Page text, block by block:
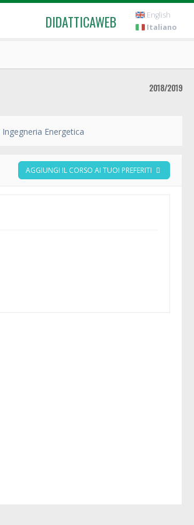
DIDATTICAWEB
English
Italiano
2018/2019
Ingegneria Energetica
AGGIUNGI IL CORSO AI TUOI PREFERITI